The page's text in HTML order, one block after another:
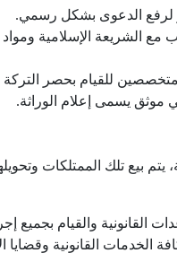
لرفع الدعوى بشكل رسمي.
الشريعة الإسلامية ومواد
للقيام بحصر التركة
يسمى إعلام الوراثة.
يتم بيع تلك الممتلكات
القانونية والقيام بجميع
القانونية وقضايا